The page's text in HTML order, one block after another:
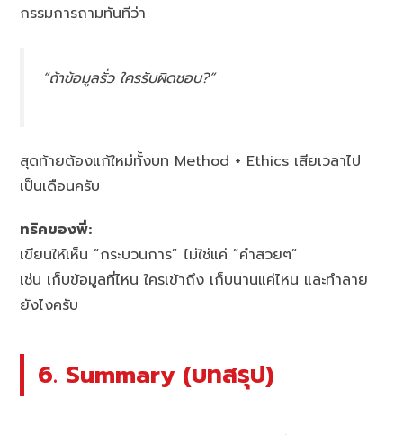
กรรมการถามทันทีว่า
“ถ้าข้อมูลรั่ว ใครรับผิดชอบ?”
สุดท้ายต้องแก้ใหม่ทั้งบท Method + Ethics เสียเวลาไป
เป็นเดือนครับ
ทริคของพี่:
เขียนให้เห็น “กระบวนการ” ไม่ใช่แค่ “คำสวยๆ”
เช่น เก็บข้อมูลที่ไหน ใครเข้าถึง เก็บนานแค่ไหน และทำลาย
ยังไงครับ
6. Summary (บทสรุป)